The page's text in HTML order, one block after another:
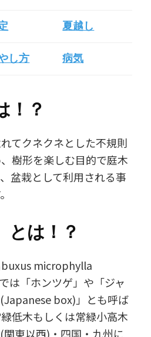
夏越し
し方 病気
！？
てクネクネとした不規則
樹形を楽しむ目的で庭木
盆栽として利用される事
とは！？
buxus microphylla
は「ホンツゲ」や「ジャ
box)」とも呼ば
低木もしくは常緑小高木
東以西)・四国・九州に